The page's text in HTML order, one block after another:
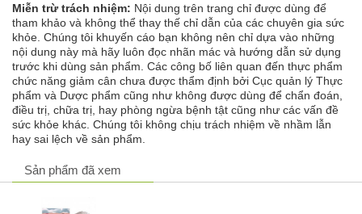
Miễn trừ trách nhiệm: Nội dung trên trang chỉ được dùng để
tham khảo và không thể thay thế chỉ dẫn của các chuyên gia sức
khỏe. Chúng tôi khuyến cáo bạn không nên chỉ dựa vào những
nội dung này mà hãy luôn đọc nhãn mác và hướng dẫn sử dụng
trước khi dùng sản phẩm. Các công bố liên quan đến thực phẩm
chức năng giảm cân chưa được thẩm định bởi Cục quản lý Thực
phẩm và Dược phẩm cũng như không được dùng để chẩn đoán,
điều trị, chữa trị, hay phòng ngừa bệnh tật cũng như các vấn đề
sức khỏe khác. Chúng tôi không chịu trách nhiệm về nhầm lẫn
hay sai lệch về sản phẩm.
Sản phẩm đã xem